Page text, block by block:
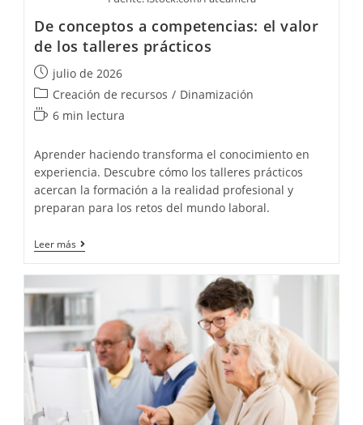
De conceptos a competencias: el valor
de los talleres prácticos
Publicación
de
la
entrada:
julio de 2026
Categoría
de
Creación de recursos / Dinamización
Tiempo
lectura:
6 min lectura
Aprender haciendo transforma el conocimiento en
experiencia. Descubre cómo los talleres prácticos
acercan la formación a la realidad profesional y
preparan para los retos del mundo laboral.
Leer más De
conceptos a
valor
talleres prácticos